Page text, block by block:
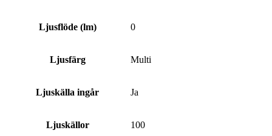
Ljusflöde (lm) 0
Ljusfärg Multi
Ljuskälla ingår Ja
Ljuskällor 100